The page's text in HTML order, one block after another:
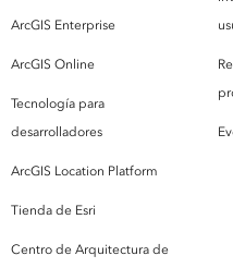
ArcGIS Enterprise
ArcGIS Online
Tecnología para
desarrolladores
ArcGIS Location Platform
Tienda de Esri
Centro de Arquitectura de